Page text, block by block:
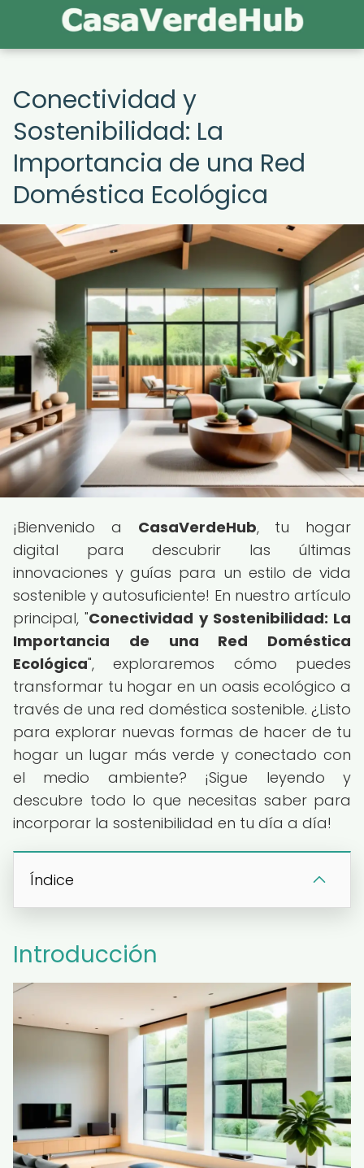
Conectividad y
Sostenibilidad: La
Importancia de una Red
Doméstica Ecológica
¡Bienvenido a CasaVerdeHub, tu hogar
digital para descubrir las últimas
innovaciones y guías para un estilo de vida
sostenible y autosuficiente! En nuestro artículo
principal, "Conectividad y Sostenibilidad: La
Importancia de una Red Doméstica
Ecológica", exploraremos cómo puedes
transformar tu hogar en un oasis ecológico a
través de una red doméstica sostenible. ¿Listo
para explorar nuevas formas de hacer de tu
hogar un lugar más verde y conectado con
el medio ambiente? ¡Sigue leyendo y
descubre todo lo que necesitas saber para
incorporar la sostenibilidad en tu día a día!
Índice
Introducción